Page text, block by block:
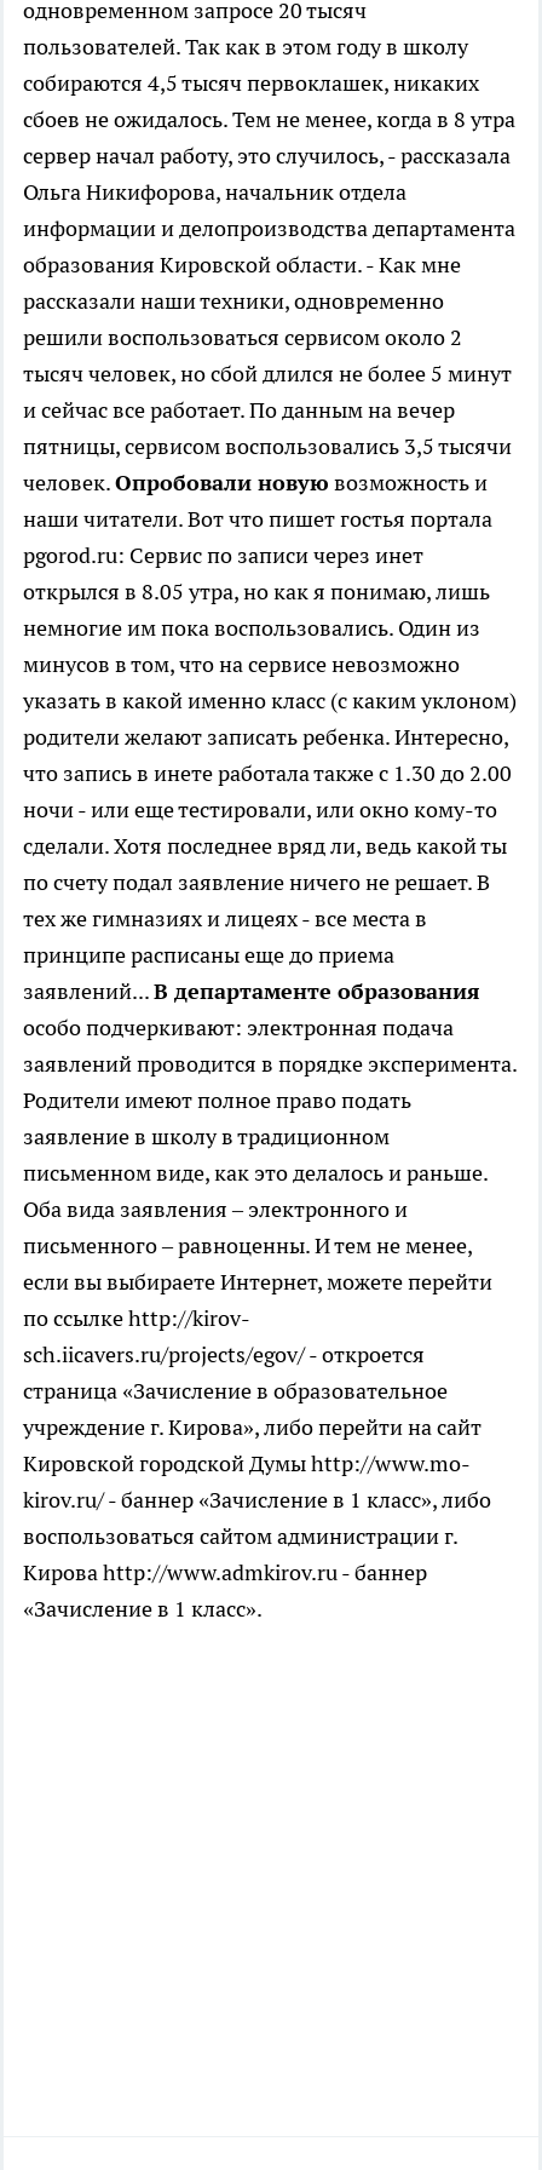
одновременном запросе 20 тысяч
пользователей. Так как в этом году в школу
собираются 4,5 тысяч первоклашек, никаких
сбоев не ожидалось. Тем не менее, когда в 8 утра
сервер начал работу, это случилось, - рассказала
Ольга Никифорова, начальник отдела
информации и делопроизводства департамента
образования Кировской области. - Как мне
рассказали наши техники, одновременно
решили воспользоваться сервисом около 2
тысяч человек, но сбой длился не более 5 минут
и сейчас все работает. По данным на вечер
пятницы, сервисом воспользовались 3,5 тысячи
человек.Опробовали новую возможность и
наши читатели. Вот что пишет гостья портала
pgorod.ru: Сервис по записи через инет
открылся в 8.05 утра, но как я понимаю, лишь
немногие им пока воспользовались. Один из
минусов в том, что на сервисе невозможно
указать в какой именно класс (с каким уклоном)
родители желают записать ребенка. Интересно,
что запись в инете работала также с 1.30 до 2.00
ночи - или еще тестировали, или окно кому-то
сделали. Хотя последнее вряд ли, ведь какой ты
по счету подал заявление ничего не решает. В
тех же гимназиях и лицеях - все места в
принципе расписаны еще до приема
заявлений...В департаменте образования
особо подчеркивают: электронная подача
заявлений проводится в порядке эксперимента.
Родители имеют полное право подать
заявление в школу в традиционном
письменном виде, как это делалось и раньше.
Оба вида заявления – электронного и
письменного – равноценны. И тем не менее,
если вы выбираете Интернет, можете перейти
по ссылке http://kirov-
sch.iicavers.ru/projects/egov/ - откроется
страница «Зачисление в образовательное
учреждение г. Кирова», либо перейти на сайт
Кировской городской Думы http://www.mo-
kirov.ru/ - баннер «Зачисление в 1 класс», либо
воспользоваться сайтом администрации г.
Кирова http://www.admkirov.ru - баннер
«Зачисление в 1 класс».